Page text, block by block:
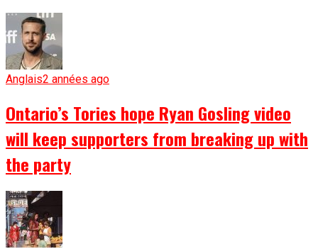
Anglais2 années ago
Ontario’s Tories hope Ryan Gosling video
will keep supporters from breaking up with
the party